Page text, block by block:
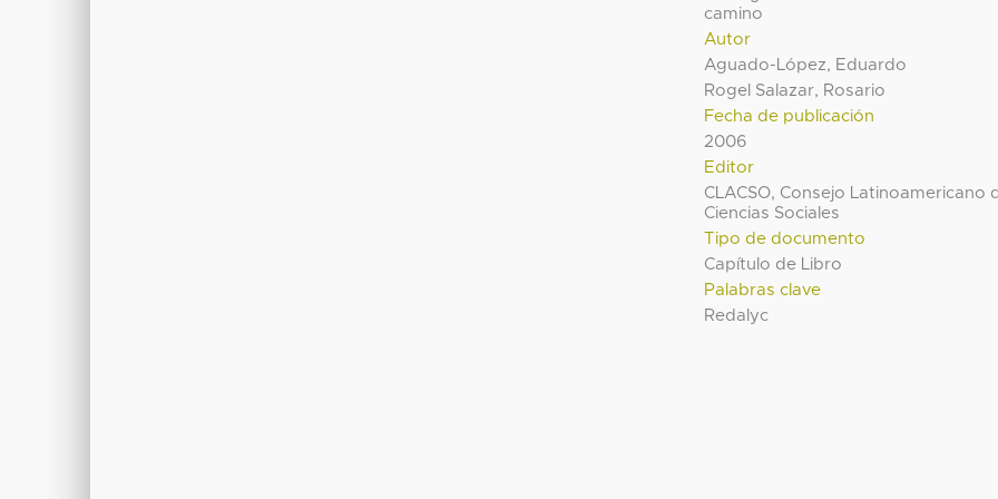
camino
Autor
Aguado-López, Eduardo
Rogel Salazar, Rosario
Fecha de publicación
2006
Editor
CLACSO, Consejo Latinoamericano
Ciencias Sociales
Tipo de documento
Capítulo de Libro
Palabras clave
Redalyc